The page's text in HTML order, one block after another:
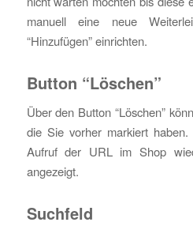
manuell eine neue
“Hinzufügen” einrichten.
Button “Löschen”
Über den Button “Löschen”
die Sie vorher markiert
Aufruf der URL im Shop
angezeigt.
Suchfeld